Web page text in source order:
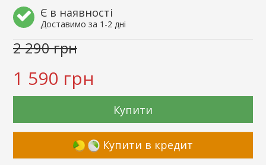
Є в наявності
Доставимо за 1-2 дні
2 290 грн
1 590 грн
Купити
Купити в кредит